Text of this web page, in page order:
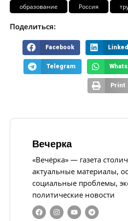
образование Россия
Поделиться:
Facebook
Telegram
Print
Вечерка
«Вечёрка» — газета
актуальные материалы,
социальные проблемы,
политические новости